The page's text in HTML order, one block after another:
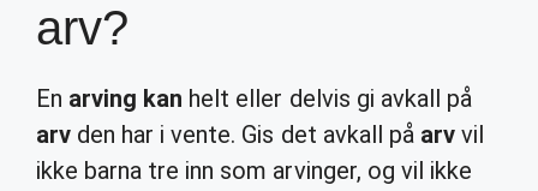
arv?
En arving kan helt eller delvis gi avkall på
arv den har i vente. Gis det avkall på arvvil
ikke barna tre inn som arvinger, og vil ikke